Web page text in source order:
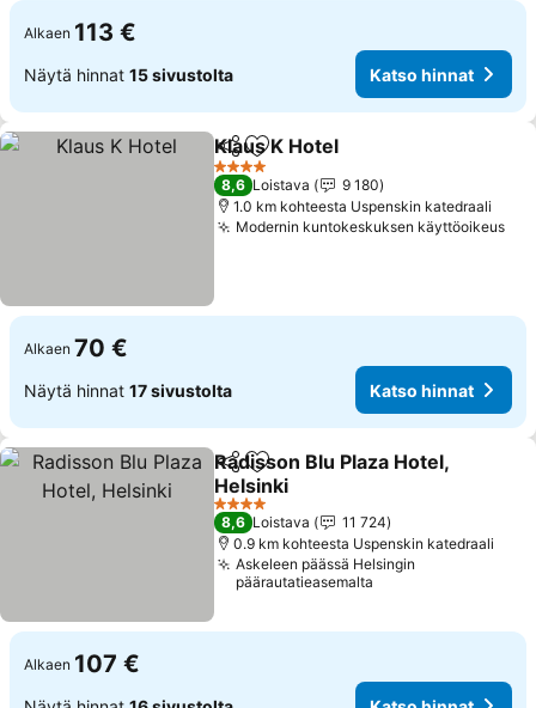
Alkaen 113 €
Näytä hinnat 15 sivustolta Katso hinnat
Jaa Lisää suosikkeihin
Klaus K Hotel
4 Tähtiluokitus
8,6 Loistava
9 180
1.0 km kohteesta Uspenskin katedraali
Modernin kuntokeskuksen käyttöoikeus
Alkaen 70 €
Näytä hinnat 17 sivustolta Katso hinnat
Jaa Lisää suosikkeihin
Radisson Blu Plaza Hotel,
Helsinki
Katso hinnat
4 Tähtiluokitus
8,6 Loistava
11 724
0.9 km kohteesta Uspenskin katedraali
Askeleen päässä Helsingin
päärautatieasemalta
Alkaen 107 €